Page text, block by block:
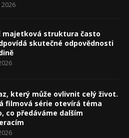
2026
majetková struktura často
skutečné odpovědnosti
který může ovlivnit celý život.
filmová série otevírá téma
co předáváme dalším